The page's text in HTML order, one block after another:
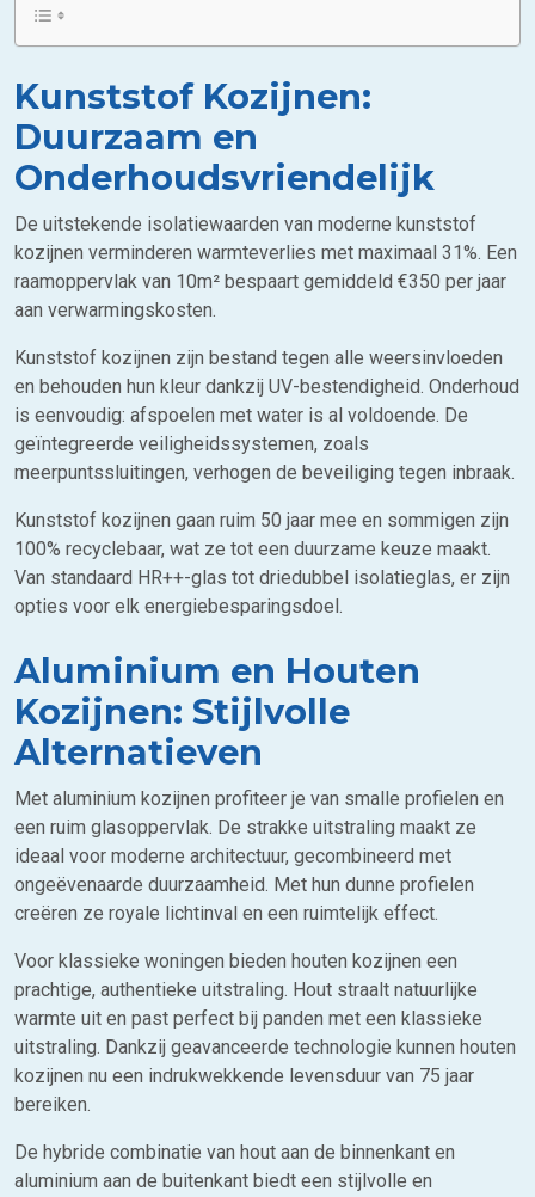
Kunststof Kozijnen:
Duurzaam en
Onderhoudsvriendelijk
De uitstekende isolatiewaarden van moderne kunststof
kozijnen verminderen warmteverlies met maximaal 31%. Een
raamoppervlak van 10m² bespaart gemiddeld €350 per jaar
aan verwarmingskosten.
Kunststof kozijnen zijn bestand tegen alle weersinvloeden
en behouden hun kleur dankzij UV-bestendigheid. Onderhoud
is eenvoudig: afspoelen met water is al voldoende. De
geïntegreerde veiligheidssystemen, zoals
meerpuntssluitingen, verhogen de beveiliging tegen inbraak.
Kunststof kozijnen gaan ruim 50 jaar mee en sommigen zijn
100% recyclebaar, wat ze tot een duurzame keuze maakt.
Van standaard HR++-glas tot driedubbel isolatieglas, er zijn
opties voor elk energiebesparingsdoel.
Aluminium en Houten
Kozijnen: Stijlvolle
Alternatieven
Met aluminium kozijnen profiteer je van smalle profielen en
een ruim glasoppervlak. De strakke uitstraling maakt ze
ideaal voor moderne architectuur, gecombineerd met
ongeëvenaarde duurzaamheid. Met hun dunne profielen
creëren ze royale lichtinval en een ruimtelijk effect.
Voor klassieke woningen bieden houten kozijnen een
prachtige, authentieke uitstraling. Hout straalt natuurlijke
warmte uit en past perfect bij panden met een klassieke
uitstraling. Dankzij geavanceerde technologie kunnen houten
kozijnen nu een indrukwekkende levensduur van 75 jaar
bereiken.
De hybride combinatie van hout aan de binnenkant en
aluminium aan de buitenkant biedt een stijlvolle en